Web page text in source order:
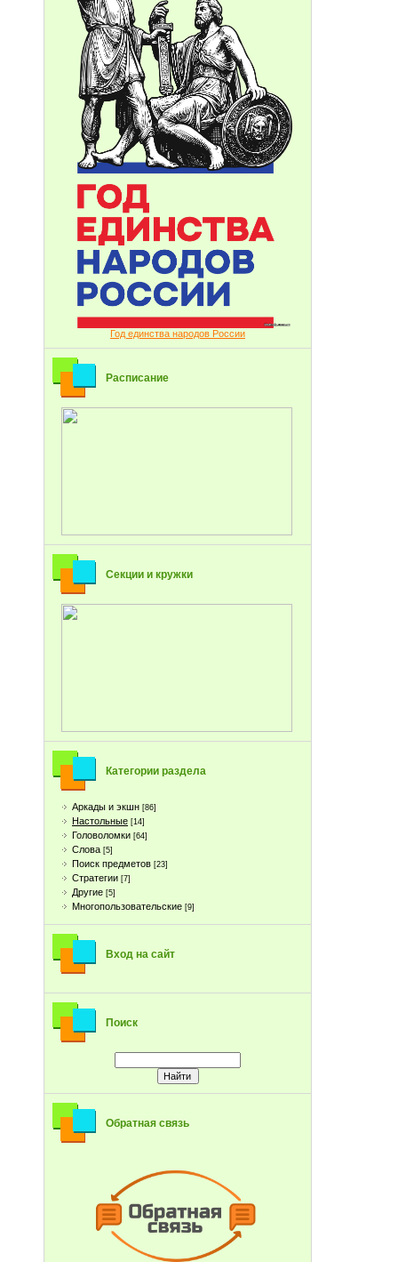
Год единства народов России
Расписание
Секции и кружки
Категории раздела
Аркады и экшн [86]
Настольные [14]
Головоломки [64]
Слова [5]
Поиск предметов [23]
Стратегии [7]
Другие [5]
Многопользовательские [9]
Вход на сайт
Поиск
Обратная связь